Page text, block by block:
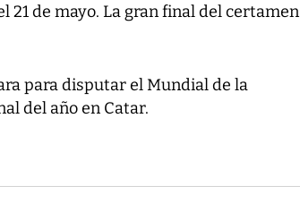
21 de mayo. La gran final del certamen
para disputar el Mundial de la
del año en Catar.